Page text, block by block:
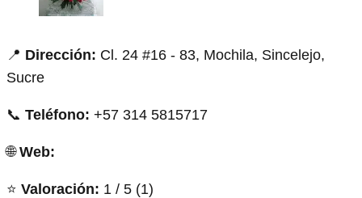
📍 Dirección: Cl. 24 #16 - 83, Mochila, Sincelejo,
Sucre
📞 Teléfono: +57 314 5815717
🌐Web:
⭐ Valoración: 1 / 5 (1)